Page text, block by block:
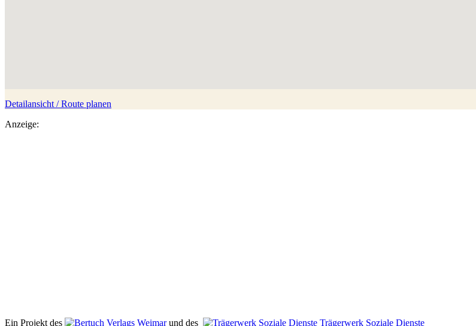
Detailansicht / Route planen
Anzeige:
Ein Projekt des Verlags Weimarund des Trägerwerk Soziale Dienste